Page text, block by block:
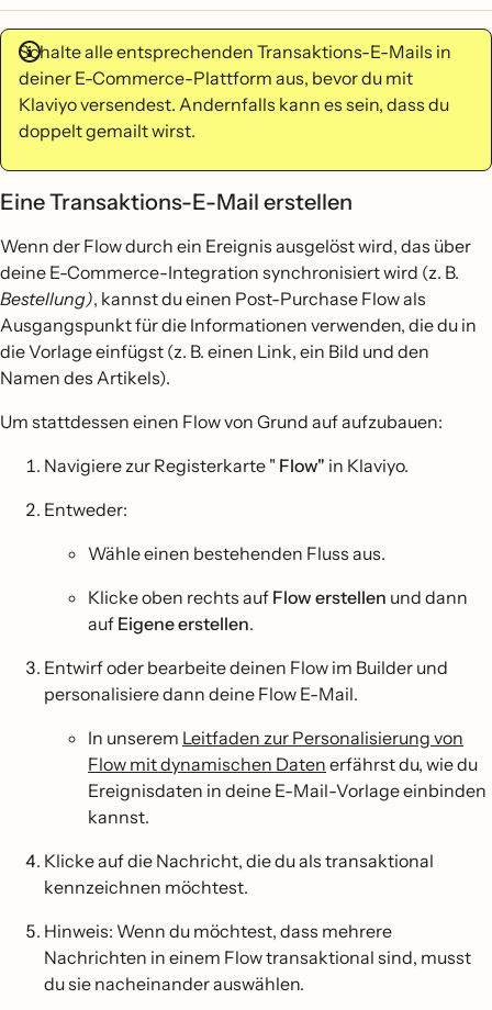
Schalte alle entsprechenden Transaktions-E-Mails in
deiner E-Commerce-Plattform aus, bevor du mit
Klaviyo versendest. Andernfalls kann es sein, dass du
doppelt gemailt wirst.
Eine Transaktions-E-Mail erstellen
Wenn der Flow durch ein Ereignis ausgelöst wird, das über
deine E-Commerce-Integration synchronisiert wird (z. B.
Bestellung), kannst du einen Post-Purchase Flow als
Ausgangspunkt für die Informationen verwenden, die du in
die Vorlage einfügst (z. B. einen Link, ein Bild und den
Namen des Artikels).
Um stattdessen einen Flow von Grund auf aufzubauen:
Navigiere zur Registerkarte " Flow" in Klaviyo.
Entweder:
Wähle einen bestehenden Fluss aus.
Klicke oben rechts auf Flow erstellen und dann
auf Eigene erstellen.
Entwirf oder bearbeite deinen Flow im Builder und
personalisiere dann deine Flow E-Mail.
In unserem Leitfaden zur Personalisierung von
Flow mit dynamischen Daten erfährst du, wie du
Ereignisdaten in deine E-Mail-Vorlage einbinden
kannst.
Klicke auf die Nachricht, die du als transaktional
kennzeichnen möchtest.
Hinweis: Wenn du möchtest, dass mehrere
Nachrichten in einem Flow transaktional sind, musst
du sie nacheinander auswählen.